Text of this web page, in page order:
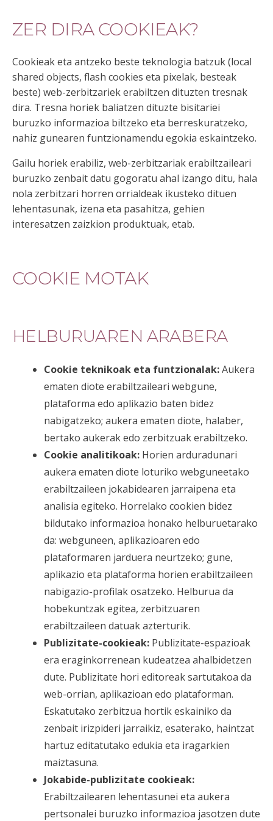
ZER DIRA COOKIEAK?
Cookieak eta antzeko beste teknologia batzuk (local
shared objects, flash cookies eta pixelak, besteak
beste) web-zerbitzariek erabiltzen dituzten tresnak
dira. Tresna horiek baliatzen dituzte bisitariei
buruzko informazioa biltzeko eta berreskuratzeko,
nahiz gunearen funtzionamendu egokia eskaintzeko.
Gailu horiek erabiliz, web-zerbitzariak erabiltzaileari
buruzko zenbait datu gogoratu ahal izango ditu, hala
nola zerbitzari horren orrialdeak ikusteko dituen
lehentasunak, izena eta pasahitza, gehien
interesatzen zaizkion produktuak, etab.
COOKIE MOTAK
HELBURUAREN ARABERA
Cookie teknikoak eta funtzionalak:Aukera
ematen diote erabiltzaileari webgune,
plataforma edo aplikazio baten bidez
nabigatzeko; aukera ematen diote, halaber,
bertako aukerak edo zerbitzuak erabiltzeko.
Cookie analitikoak: Horien arduradunari
aukera ematen diote loturiko webguneetako
erabiltzaileen jokabidearen jarraipena eta
analisia egiteko. Horrelako cookien bidez
bildutako informazioa honako helburuetarako
da: webguneen, aplikazioaren edo
plataformaren jarduera neurtzeko; gune,
aplikazio eta plataforma horien erabiltzaileen
nabigazio-profilak osatzeko. Helburua da
hobekuntzak egitea, zerbitzuaren
erabiltzaileen datuak azterturik.
Publizitate-cookieak: Publizitate-espazioak
era eraginkorrenean kudeatzea ahalbidetzen
dute. Publizitate hori editoreak sartutakoa da
web-orrian, aplikazioan edo plataforman.
Eskatutako zerbitzua hortik eskainiko da
zenbait irizpideri jarraikiz, esaterako, haintzat
hartuz editatutako edukia eta iragarkien
maiztasuna.
Jokabide-publizitate cookieak:
Erabiltzailearen lehentasunei eta aukera
pertsonalei buruzko informazioa jasotzen dute